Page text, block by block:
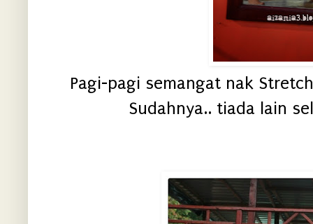
Pagi-pagi semangat nak
Sudahnya.. tiada lain